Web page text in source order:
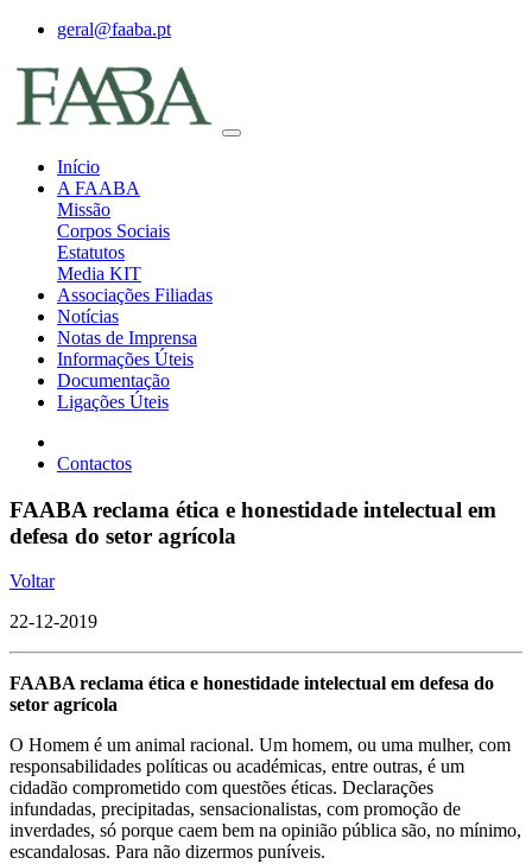
geral@faaba.pt
Início
A FAABA
Missão
Corpos Sociais
Estatutos
Media KIT
Associações Filiadas
Notícias
Notas de Imprensa
Informações Úteis
Documentação
Ligações Úteis
Contactos
FAABA reclama ética e honestidade intelectual em
defesa do setor agrícola
Voltar
22-12-2019
FAABA reclama ética e honestidade intelectual em defesa do
setor agrícola
O Homem é um animal racional. Um homem, ou uma mulher, com
responsabilidades políticas ou académicas, entre outras, é um
cidadão comprometido com questões éticas. Declarações
infundadas, precipitadas, sensacionalistas, com promoção de
inverdades, só porque caem bem na opinião pública são, no mínimo,
escandalosas. Para não dizermos puníveis.